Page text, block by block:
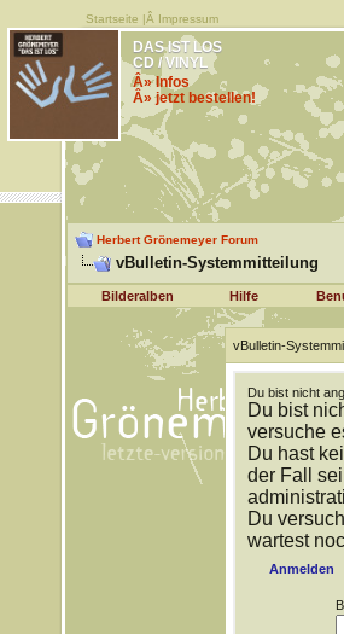
Startseite |Â Impressum
DAS IST LOS
CD / VINYL
Â» Infos
Â» jetzt bestellen!
Herbert Grönemeyer Forum
vBulletin-Systemmitteilung
Bilderalben Hilfe
vBulletin-
Du bist nicht
Du bist
versuche
Du hast
der Fall
Du
wartest
Anmelden